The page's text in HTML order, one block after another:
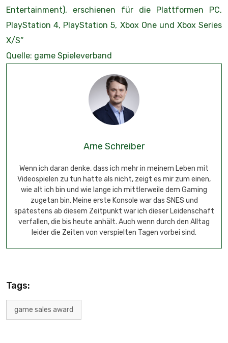
Entertainment), erschienen für die Plattformen PC,
PlayStation 4, PlayStation 5, Xbox One und Xbox Series
X/S“
Quelle: game Spieleverband
Arne Schreiber
Wenn ich daran denke, dass ich mehr in meinem Leben mit
Videospielen zu tun hatte als nicht, zeigt es mir zum einen,
wie alt ich bin und wie lange ich mittlerweile dem Gaming
zugetan bin. Meine erste Konsole war das SNES und
spätestens ab diesem Zeitpunkt war ich dieser Leidenschaft
verfallen, die bis heute anhält. Auch wenn durch den Alltag
leider die Zeiten von verspielten Tagen vorbei sind.
Tags:
game sales award